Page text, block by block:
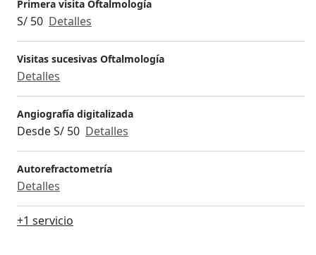
Primera visita Oftalmología
S/ 50 Detalles
Visitas sucesivas Oftalmología
Detalles
Angiografía digitalizada
Desde S/ 50 Detalles
Autorefractometría
Detalles
+1 servicio